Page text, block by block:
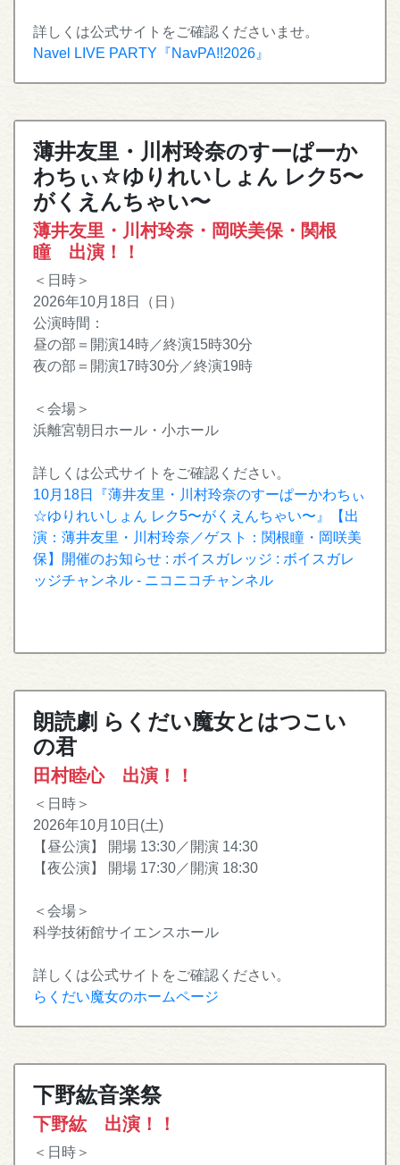
詳しくは公式サイトをご確認くださいませ。
Navel LIVE PARTY『NavPA!!2026』
薄井友里・川村玲奈のすーぱーか
わちぃ☆ゆりれいしょん レク5〜
がくえんちゃい〜
薄井友里・川村玲奈・岡咲美保・関根
瞳 出演！！
＜日時＞
2026年10月18日（日）
公演時間：
昼の部＝開演14時／終演15時30分
夜の部＝開演17時30分／終演19時
＜会場＞
浜離宮朝日ホール・小ホール
詳しくは公式サイトをご確認ください。
10月18日『薄井友里・川村玲奈のすーぱーかわちぃ
☆ゆりれいしょん レク5〜がくえんちゃい〜』【出
演：薄井友里・川村玲奈／ゲスト：関根瞳・岡咲美
保】開催のお知らせ : ボイスガレッジ : ボイスガレ
ッジチャンネル - ニコニコチャンネル
朗読劇 らくだい魔女とはつこい
の君
田村睦心 出演！！
＜日時＞
2026年10月10日(土)
【昼公演】 開場 13:30／開演 14:30
【夜公演】 開場 17:30／開演 18:30
＜会場＞
科学技術館サイエンスホール
詳しくは公式サイトをご確認ください。
らくだい魔女のホームページ
下野紘音楽祭
下野紘 出演！！
＜日時＞